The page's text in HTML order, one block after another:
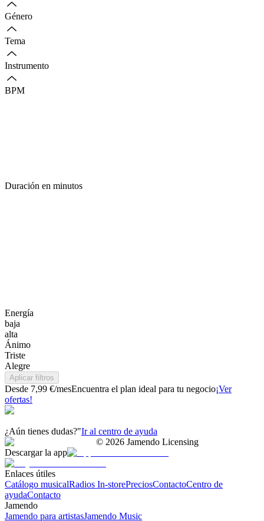
Género
Tema
Instrumento
BPM
Duración en minutos
Energía
baja
alta
Ánimo
Triste
Alegre
Aplicar filtros
Desde 7,99 €/mesEncuentra el plan ideal para tu negocio¡Ver
ofertas!
¿Aún tienes dudas?"Ir al centro de ayuda
© 2026 Jamendo Licensing
Descargar la app
Enlaces útiles
Catálogo musicalRadios In-storePreciosContactoCentro de
ayudaContacto
Jamendo
Jamendo para artistasJamendo Music